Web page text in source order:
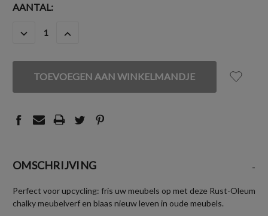
HUIDIGE
AANTAL:
HOEVEELHEID
VAN
UNDEFINED
HOEVEELHEID
VAN
UNDEFINED
OMSCHRIJVING -
Perfect voor upcycling: fris uw meubels op met deze Rust-Oleum
chalky meubelverf en blaas nieuw leven in oude meubels.